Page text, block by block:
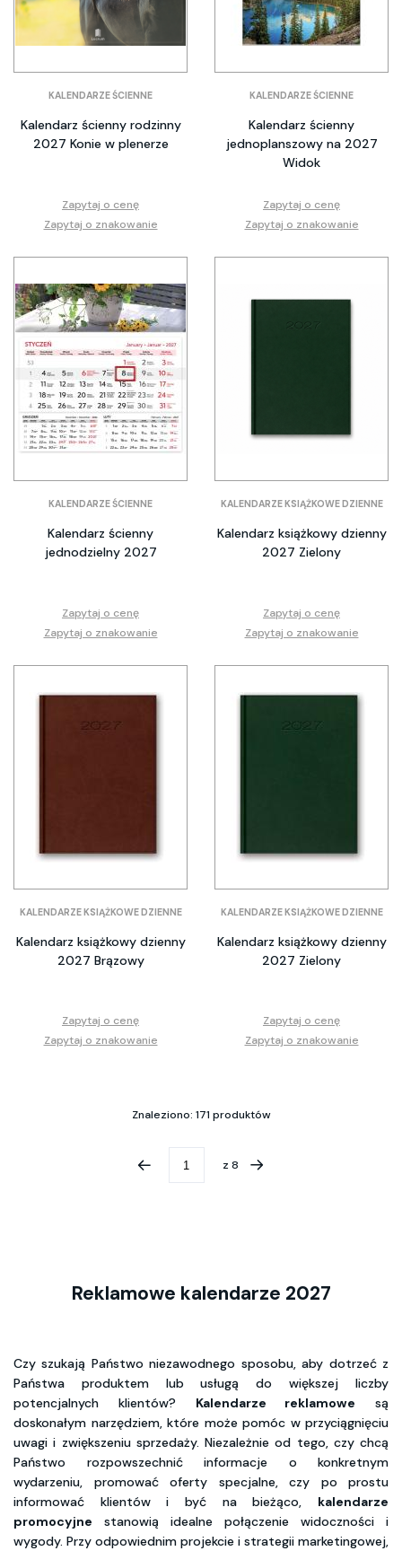
KALENDARZE ŚCIENNE
Kalendarz ścienny rodzinny
2027 Konie w plenerze
Zapytaj o cenę
Zapytaj o znakowanie
KALENDARZE ŚCIENNE
Kalendarz ścienny
jednoplanszowy na 2027
Widok
Zapytaj o cenę
Zapytaj o znakowanie
KALENDARZE ŚCIENNE
Kalendarz ścienny
jednodzielny 2027
Zapytaj o cenę
Zapytaj o znakowanie
KALENDARZE KSIĄŻKOWE DZIENNE
Kalendarz książkowy dzienny
2027 Zielony
Zapytaj o cenę
Zapytaj o znakowanie
KALENDARZE KSIĄŻKOWE DZIENNE
Kalendarz książkowy dzienny
2027 Brązowy
Zapytaj o cenę
Zapytaj o znakowanie
KALENDARZE KSIĄŻKOWE DZIENNE
Kalendarz książkowy dzienny
2027 Zielony
Zapytaj o cenę
Zapytaj o znakowanie
Znaleziono: 171 produktów
z 8
Reklamowe kalendarze 2027
Czy szukają Państwo niezawodnego sposobu, aby dotrzeć z
Państwa produktem lub usługą do większej liczby
potencjalnych klientów? Kalendarze reklamowe są
doskonałym narzędziem, które może pomóc w przyciągnięciu
uwagi i zwiększeniu sprzedaży. Niezależnie od tego, czy chcą
Państwo rozpowszechnić informacje o konkretnym
wydarzeniu, promować oferty specjalne, czy po prostu
informować klientów i być na bieżąco, kalendarze
promocyjne stanowią idealne połączenie widoczności i
wygody. Przy odpowiednim projekcie i strategii marketingowej,